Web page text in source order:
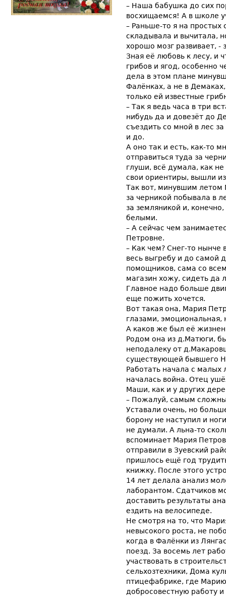
– Наша бабушка до сих
восхищаемся! А в школе
– Раньше-то я на простых
складывала и вычитала,
хорошо мозг развивает,
Зная её любовь к лесу, и
грибов и ягод, особенно
дела в этом плане
Фалёнках, а не в
только ей известные
– Так я ведь часа в три
нибудь да и довезёт до
съездить со мной в лес
и до.
А оно так и есть, как-то
отправиться туда за
глуши, всё думала, как
свои ориентиры, вышли
Так вот, минувшим летом
за черникой побывала в
за земляникой и,
белыми.
– А сейчас чем
Петровне.
– Как чем? Снег-то нынче
весь выгребу и до самой
помощников, сама со
магазин хожу, сидеть да
Главное надо больше
еще пожить хочется.
Вот такая она, Мария
глазами, эмоциональная,
А каков же был её
Родом она из д.Матюги,
неподалеку от
существующей бывшего
Работать начала с
началась война. Отец
Маши, как и у других
– Пожалуй, самым
Уставали очень, но
борону не наступил и
не думали. А льна-то
вспоминает Мария
отправили в Зуевский
пришлось ещё год
книжку. После этого
14 лет делала анализ
лаборантом. Сдатчиков
доставить результаты
ездить на велосипеде.
Не смотря на то, что
невысокого роста, не
когда в Фалёнки из
поезд. За восемь лет
участвовать в
сельхозтехники, Дома
птицефабрике, где
добросовестную работу